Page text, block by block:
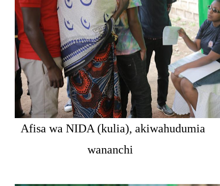
Afisa wa NIDA (kulia), akiwahudumia
wananchi